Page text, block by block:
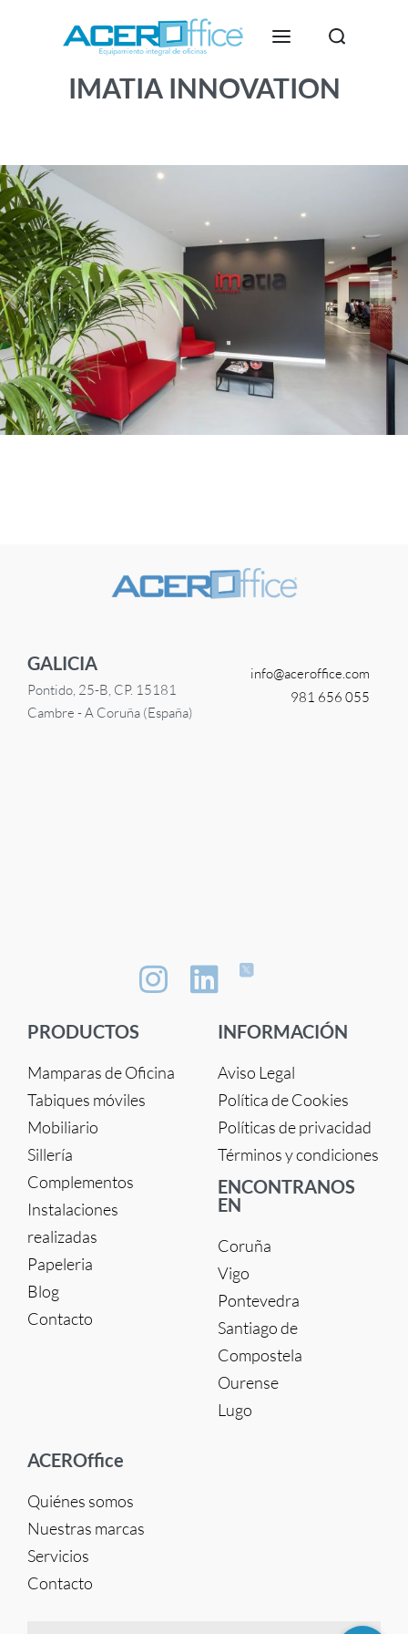
IMATIA INNOVATION
GALICIA
Pontido, 25-B, CP. 15181
Cambre - A Coruña (España)
info@aceroffice.com
981 656 055
PRODUCTOS
Mamparas de Oficina
Tabiques móviles
Mobiliario
Sillería
Complementos
Instalaciones
realizadas
Papeleria
Blog
Contacto
INFORMACIÓN
Aviso Legal
Política de Cookies
Políticas de privacidad
Términos y condiciones
ENCONTRANOS
EN
Coruña
Vigo
Pontevedra
Santiago de
Compostela
Ourense
Lugo
ACEROffice
Quiénes somos
Nuestras marcas
Servicios
Contacto